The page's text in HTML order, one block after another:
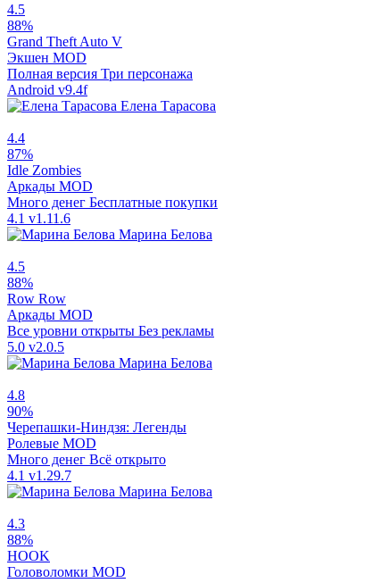
4.5
88%
Grand Theft Auto V
Экшен MOD
Полная версия Три персонажа
Android v9.4f
Елена Тарасова
4.4
87%
Idle Zombies
Аркады MOD
Много денег Бесплатные покупки
4.1 v1.11.6
Марина Белова
4.5
88%
Row Row
Аркады MOD
Все уровни открыты Без рекламы
5.0 v2.0.5
Марина Белова
4.8
90%
Черепашки-Ниндзя: Легенды
Ролевые MOD
Много денег Всё открыто
4.1 v1.29.7
Марина Белова
4.3
88%
HOOK
Головоломки MOD